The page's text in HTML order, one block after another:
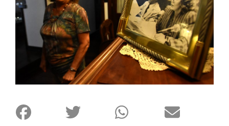
Arte
y
Espectáculos
Policiales
Cartelera
Fotos
Familia